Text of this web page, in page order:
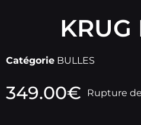
KRUG
Catégorie BULLES
349.00€ Rupture